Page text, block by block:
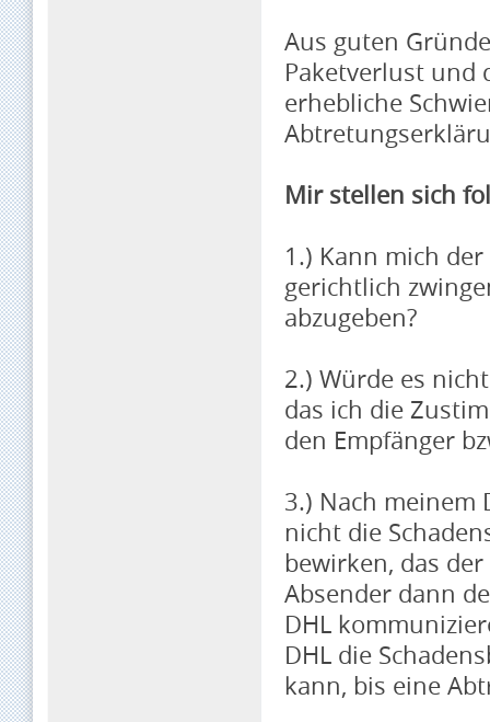
Aus guten
Paketverlust und
erhebliche
Mir stellen sich
1.) Kann mich
gerichtlich
abzugeben?
2.) Würde es
das ich die
den Empfänger
3.) Nach
nicht die
bewirken, das
Absender dann
DHL
DHL die
kann, bis eine